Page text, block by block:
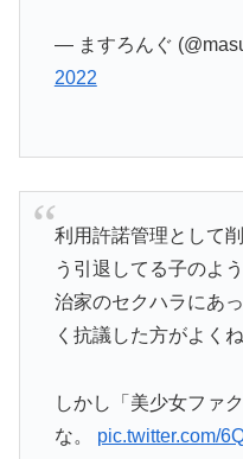
— ますろんぐ
2022
利用許諾管理として
う引退してる子のよ
治家のセクハラにあ
く抗議した方がよく
しかし「美少女ファ
な。 pic.twitter.com/